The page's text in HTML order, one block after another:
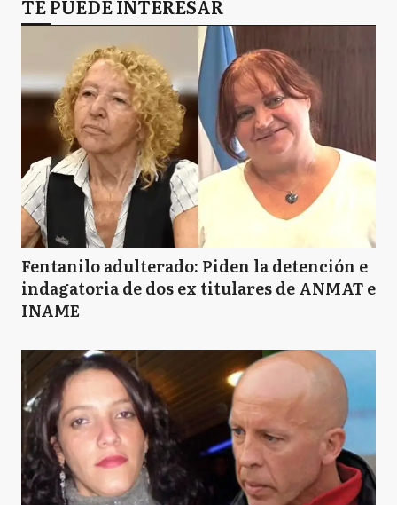
TE PUEDE INTERESAR
Fentanilo adulterado: Piden la detención e
indagatoria de dos ex titulares de ANMAT e
INAME